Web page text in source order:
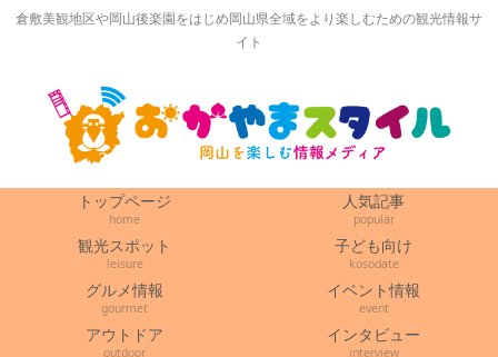
倉敷美観地区や岡山後楽園をはじめ岡山県全域をより楽しむための観光情報サ
イト
トップページ
home
人気記事
popular
観光スポット
leisure
子ども向け
kosodate
グルメ情報
gourmet
イベント情報
event
アウトドア
outdoor
インタビュー
interview